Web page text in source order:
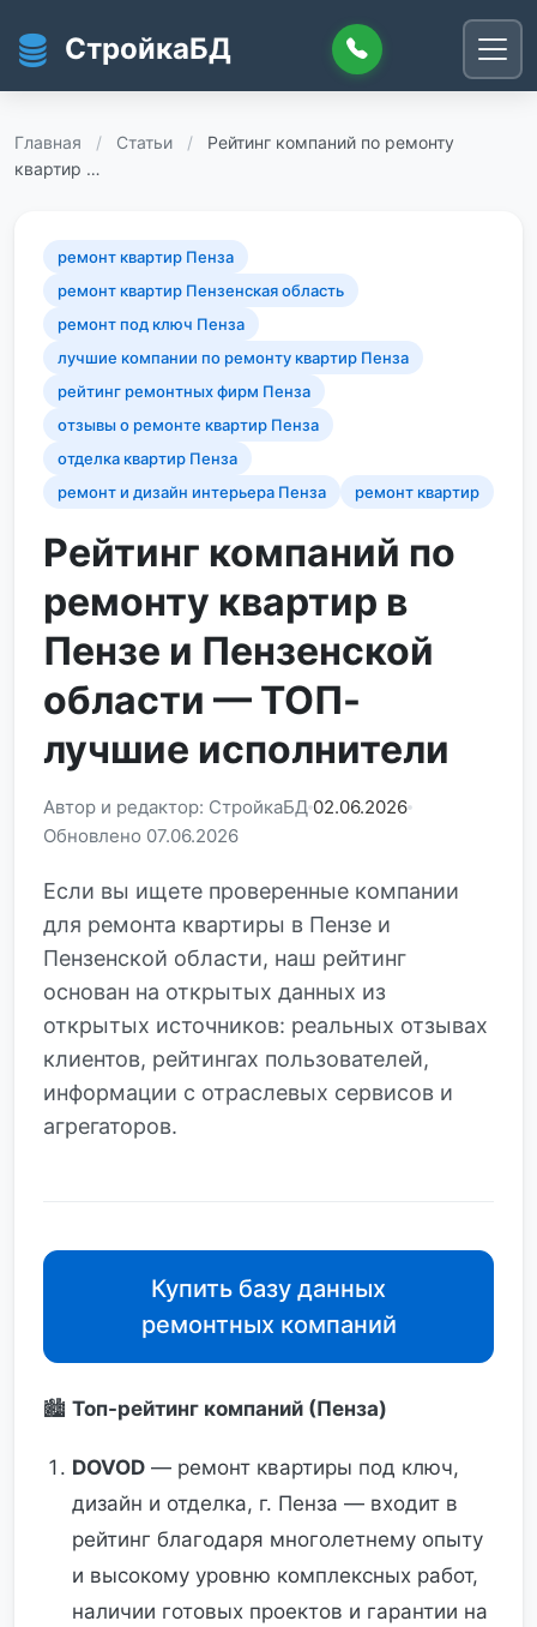
СтройкаБД
Главная / Статьи /
Рейтинг компаний по ремонту
квартир …
ремонт квартир Пенза
ремонт квартир Пензенская область
ремонт под ключ Пенза
лучшие компании по ремонту квартир Пенза
рейтинг ремонтных фирм Пенза
отзывы о ремонте квартир Пенза
отделка квартир Пенза
ремонт и дизайн интерьера Пенза
ремонт квартир
Рейтинг компаний по
ремонту квартир в
Пензе и Пензенской
области — ТОП-
лучшие исполнители
Автор и редактор: СтройкаБД 02.06.2026
Обновлено 07.06.2026
Если вы ищете проверенные компании
для ремонта квартиры в Пензе и
Пензенской области, наш рейтинг
основан на открытых данных из
открытых источников: реальных отзывах
клиентов, рейтингах пользователей,
информации с отраслевых сервисов и
агрегаторов.
Купить базу данных
ремонтных компаний
🏙️ Топ-рейтинг компаний (Пенза)
DOVOD — ремонт квартиры под ключ,
дизайн и отделка, г. Пенза — входит в
рейтинг благодаря многолетнему опыту
и высокому уровню комплексных работ,
наличии готовых проектов и гарантии на